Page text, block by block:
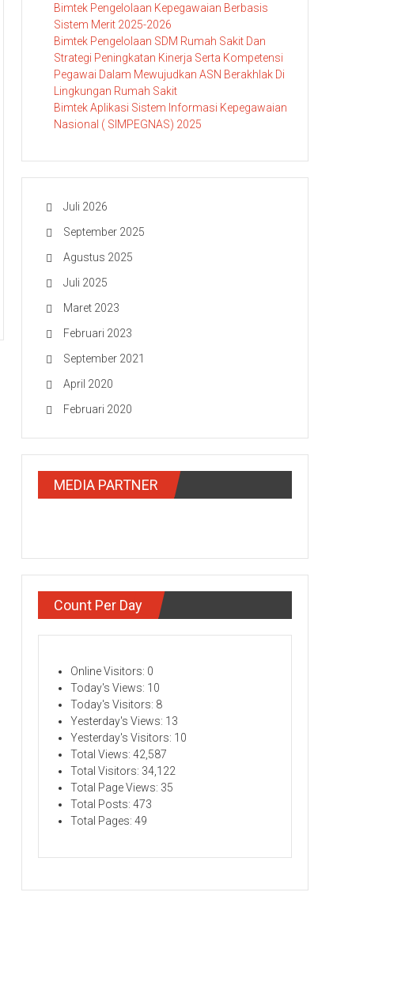
Bimtek Pengelolaan Kepegawaian Berbasis
Sistem Merit 2025-2026
Bimtek Pengelolaan SDM Rumah Sakit Dan
Strategi Peningkatan Kinerja Serta Kompetensi
Pegawai Dalam Mewujudkan ASN Berakhlak Di
Lingkungan Rumah Sakit
Bimtek Aplikasi Sistem Informasi Kepegawaian
Nasional ( SIMPEGNAS) 2025
Juli 2026
September 2025
Agustus 2025
Juli 2025
Maret 2023
Februari 2023
September 2021
April 2020
Februari 2020
MEDIA PARTNER
Count Per Day
Online Visitors: 0
Today's Views: 10
Today's Visitors: 8
Yesterday's Views: 13
Yesterday's Visitors: 10
Total Views: 42,587
Total Visitors: 34,122
Total Page Views: 35
Total Posts: 473
Total Pages: 49